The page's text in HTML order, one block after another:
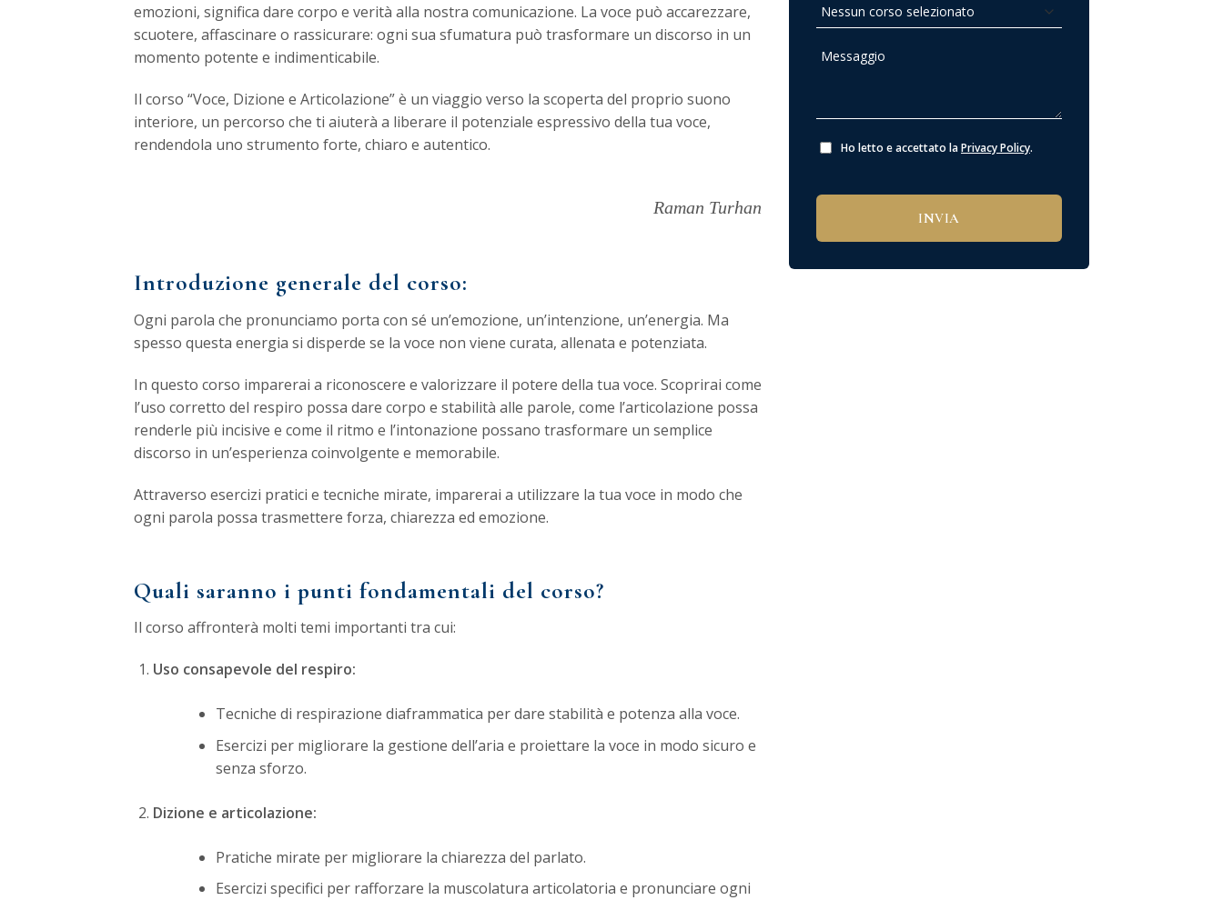
emozioni, significa dare corpo e verità alla nostra comunicazione. La voce può accarezzare,
scuotere, affascinare o rassicurare: ogni sua sfumatura può trasformare un discorso in un
momento potente e indimenticabile.
Il corso “Voce, Dizione e Articolazione” è un viaggio verso la scoperta del proprio suono
interiore, un percorso che ti aiuterà a liberare il potenziale espressivo della tua voce,
rendendola uno strumento forte, chiaro e autentico.
Raman Turhan
Introduzione generale del corso:
Ogni parola che pronunciamo porta con sé un’emozione, un’intenzione, un’energia. Ma
spesso questa energia si disperde se la voce non viene curata, allenata e potenziata.
In questo corso imparerai a riconoscere e valorizzare il potere della tua voce. Scoprirai come
l’uso corretto del respiro possa dare corpo e stabilità alle parole, come l’articolazione possa
renderle più incisive e come il ritmo e l’intonazione possano trasformare un semplice
discorso in un’esperienza coinvolgente e memorabile.
Attraverso esercizi pratici e tecniche mirate, imparerai a utilizzare la tua voce in modo che
ogni parola possa trasmettere forza, chiarezza ed emozione.
Quali saranno i punti fondamentali del corso?
Il corso affronterà molti temi importanti tra cui:
Uso consapevole del respiro:
Tecniche di respirazione diaframmatica per dare stabilità e potenza alla voce.
Esercizi per migliorare la gestione dell’aria e proiettare la voce in modo sicuro e
senza sforzo.
Dizione e articolazione:
Pratiche mirate per migliorare la chiarezza del parlato.
Esercizi specifici per rafforzare la muscolatura articolatoria e pronunciare ogni
Ho letto e accettato laPrivacy Policy.